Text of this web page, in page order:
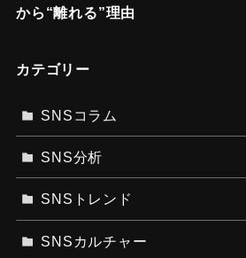
から“離れる”理由
カテゴリー
SNSコラム
SNS分析
SNSトレンド
SNSカルチャー